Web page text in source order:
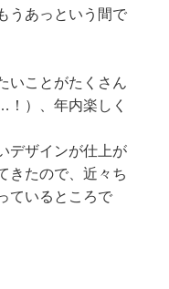
うあっという間で
いことがたくさん
）、年内楽しく
デザインが仕上が
きたので、近々ち
ているところで